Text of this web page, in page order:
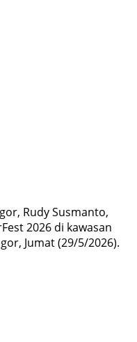
Rudy Susmanto,
2026 di kawasan
Jumat (29/5/2026).